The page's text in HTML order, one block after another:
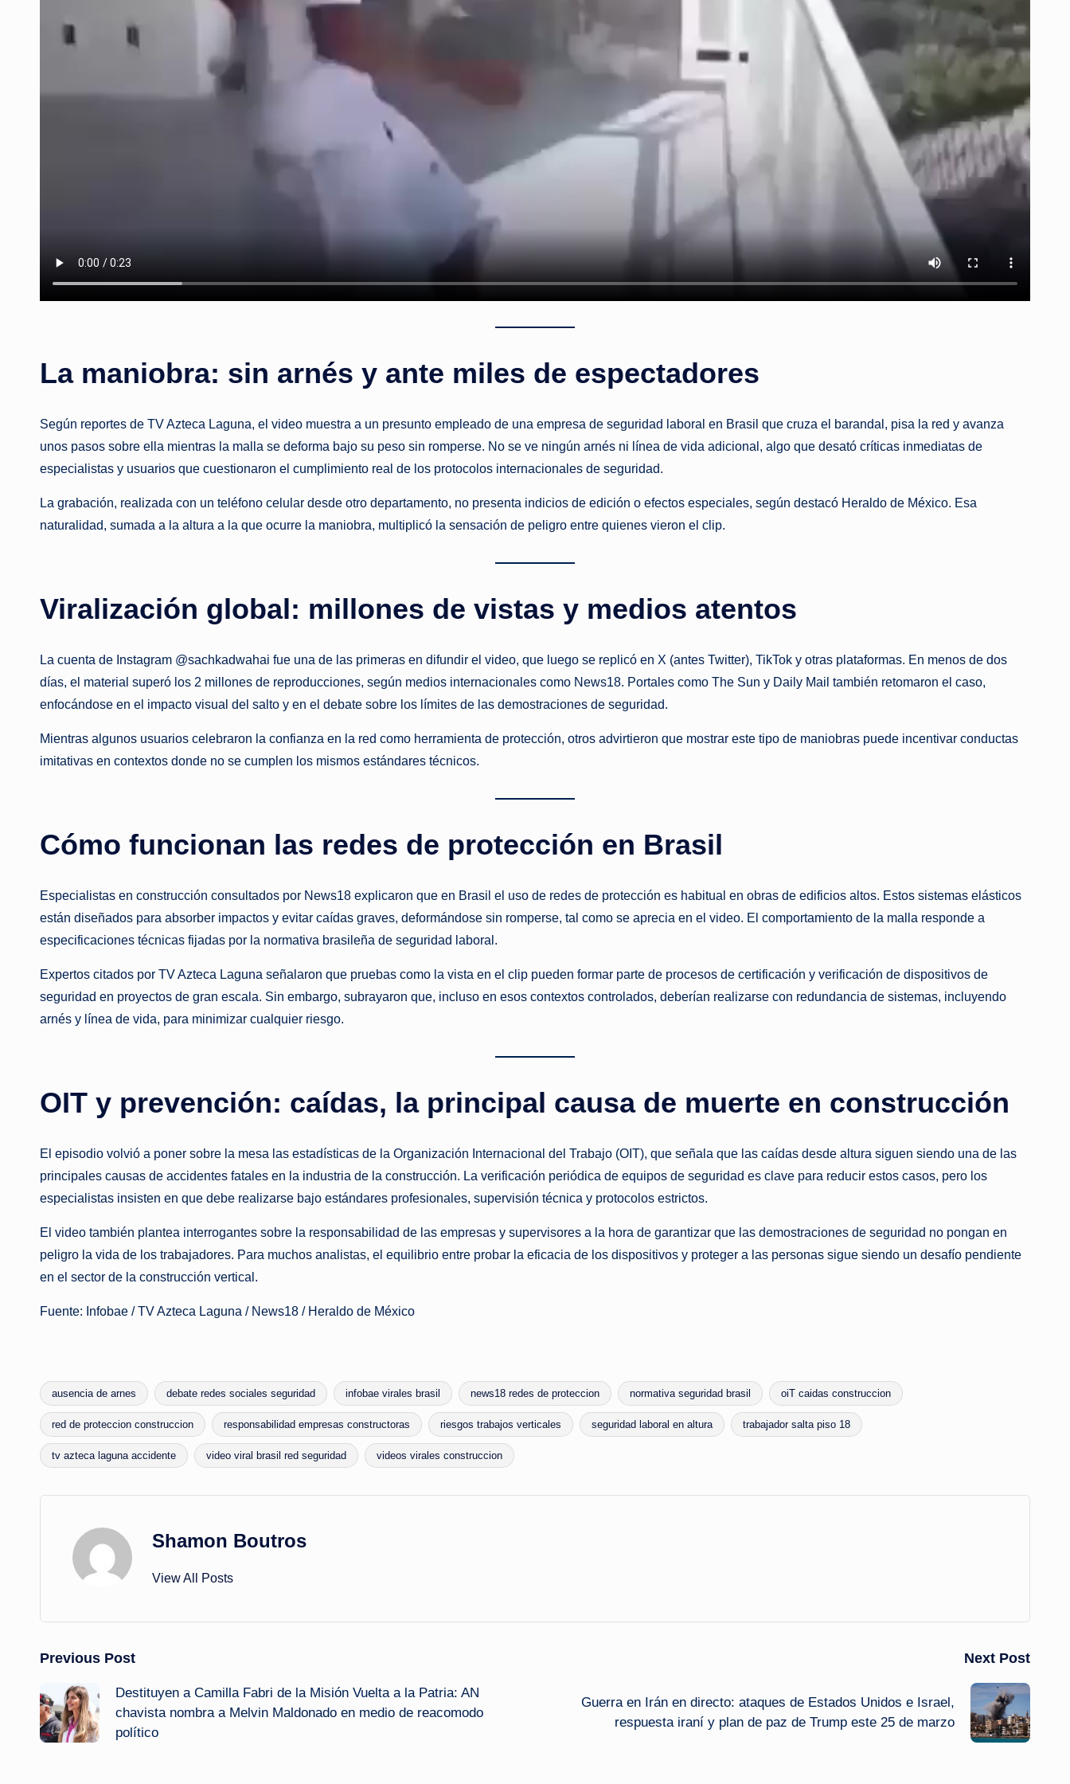
La maniobra: sin arnés y ante miles de espectadores
Según reportes de TV Azteca Laguna, el video muestra a un presunto empleado de una empresa de seguridad laboral en Brasil que cruza el barandal, pisa la red y avanza
unos pasos sobre ella mientras la malla se deforma bajo su peso sin romperse. No se ve ningún arnés ni línea de vida adicional, algo que desató críticas inmediatas de
especialistas y usuarios que cuestionaron el cumplimiento real de los protocolos internacionales de seguridad.
La grabación, realizada con un teléfono celular desde otro departamento, no presenta indicios de edición o efectos especiales, según destacó Heraldo de México. Esa
naturalidad, sumada a la altura a la que ocurre la maniobra, multiplicó la sensación de peligro entre quienes vieron el clip.
Viralización global: millones de vistas y medios atentos
La cuenta de Instagram @sachkadwahai fue una de las primeras en difundir el video, que luego se replicó en X (antes Twitter), TikTok y otras plataformas. En menos de dos
días, el material superó los 2 millones de reproducciones, según medios internacionales como News18. Portales como The Sun y Daily Mail también retomaron el caso,
enfocándose en el impacto visual del salto y en el debate sobre los límites de las demostraciones de seguridad.
Mientras algunos usuarios celebraron la confianza en la red como herramienta de protección, otros advirtieron que mostrar este tipo de maniobras puede incentivar conductas
imitativas en contextos donde no se cumplen los mismos estándares técnicos.
Cómo funcionan las redes de protección en Brasil
Especialistas en construcción consultados por News18 explicaron que en Brasil el uso de redes de protección es habitual en obras de edificios altos. Estos sistemas elásticos
están diseñados para absorber impactos y evitar caídas graves, deformándose sin romperse, tal como se aprecia en el video. El comportamiento de la malla responde a
especificaciones técnicas fijadas por la normativa brasileña de seguridad laboral.
Expertos citados por TV Azteca Laguna señalaron que pruebas como la vista en el clip pueden formar parte de procesos de certificación y verificación de dispositivos de
seguridad en proyectos de gran escala. Sin embargo, subrayaron que, incluso en esos contextos controlados, deberían realizarse con redundancia de sistemas, incluyendo
arnés y línea de vida, para minimizar cualquier riesgo.
OIT y prevención: caídas, la principal causa de muerte en construcción
El episodio volvió a poner sobre la mesa las estadísticas de la Organización Internacional del Trabajo (OIT), que señala que las caídas desde altura siguen siendo una de las
principales causas de accidentes fatales en la industria de la construcción. La verificación periódica de equipos de seguridad es clave para reducir estos casos, pero los
especialistas insisten en que debe realizarse bajo estándares profesionales, supervisión técnica y protocolos estrictos.
El video también plantea interrogantes sobre la responsabilidad de las empresas y supervisores a la hora de garantizar que las demostraciones de seguridad no pongan en
peligro la vida de los trabajadores. Para muchos analistas, el equilibrio entre probar la eficacia de los dispositivos y proteger a las personas sigue siendo un desafío pendiente
en el sector de la construcción vertical.
Fuente: Infobae / TV Azteca Laguna / News18 / Heraldo de México
Tags:
ausencia de arnes debate redes sociales seguridad infobae virales brasil news18 redes de proteccion normativa seguridad brasil oiT caidas construccion
red de proteccion construccion responsabilidad empresas constructoras riesgos trabajos verticales seguridad laboral en altura trabajador salta piso 18
tv azteca laguna accidente video viral brasil red seguridad videos virales construccion
Shamon Boutros
View All Posts
Post
navigation
Previous Post
Destituyen a Camilla Fabri de la Misión Vuelta a la Patria: AN
chavista nombra a Melvin Maldonado en medio de reacomodo
político
Next Post
Guerra en Irán en directo: ataques de Estados Unidos e Israel,
respuesta iraní y plan de paz de Trump este 25 de marzo